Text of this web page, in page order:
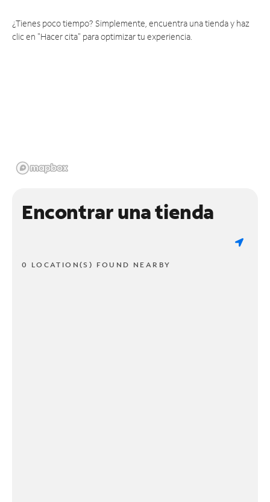
¿Tienes poco tiempo? Simplemente, encuentra una tienda y haz
clic en "Hacer cita" para optimizar tu experiencia.
Encontrar una tienda
0 LOCATION(S) FOUND NEARBY